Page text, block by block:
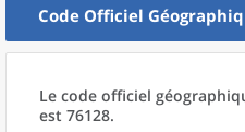
Code Officiel
Le code officiel
est 76128.